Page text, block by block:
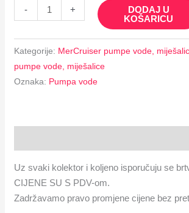
- +
DODAJ U
KOŠARICU
Kategorije: MerCruiser pumpe vode,
pumpe vode, miješalice
Oznaka: Pumpa vode
Uz svaki kolektor i koljeno isporučuju se
CIJENE SU S PDV-om.
Zadržavamo pravo promjene cijene bez